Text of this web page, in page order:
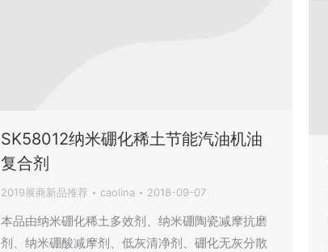
SK58012纳米硼化稀土节能汽油机油
复合剂
2019展商新品推荐 caolina 2018-09-07
本品由纳米硼化稀土多效剂、纳米硼陶瓷减摩抗磨
剂、纳米硼酸减摩剂、低灰清净剂、硼化无灰分散